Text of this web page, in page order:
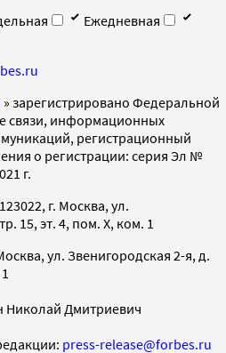
Ежедневная
» зарегистрировано Федеральной
связи, информационных
регистрационный
о регистрации: серия Эл №
г.
г. Москва, ул.
15, эт. 4, пом. X, ком. 1
ул. Звенигородская 2-я, д.
Николай Дмитриевич
press-release@forbes.ru